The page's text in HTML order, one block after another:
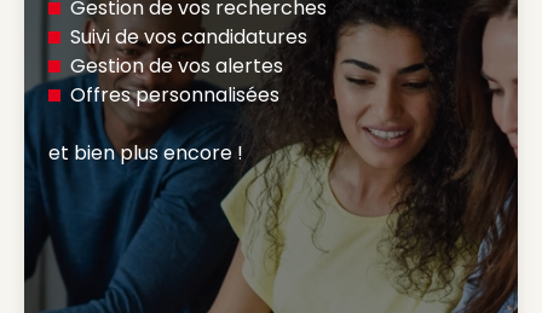
Gestion de vos recherches
Suivi de vos candidatures
Gestion de vos alertes
Offres personnalisées
et bien plus encore !